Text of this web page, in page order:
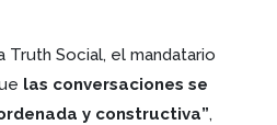
Social, el mandatario
las conversaciones se
y constructiva”,